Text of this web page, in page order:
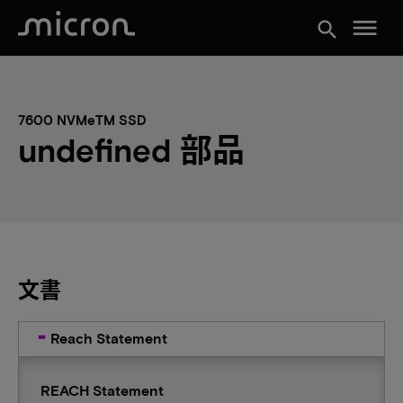
search menu
7600 NVMeTM SSD
undefined 部品
文書
Reach Statement
REACH Statement